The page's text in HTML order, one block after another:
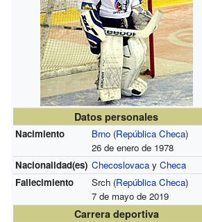
Datos personales
Nacimiento Brno(República Checa)
26 de enero de 1978
Nacionalidad(es) Checoslovacay Checa
Fallecimiento
Srch (República Checa)
7 de mayo de 2019
Carrera deportiva